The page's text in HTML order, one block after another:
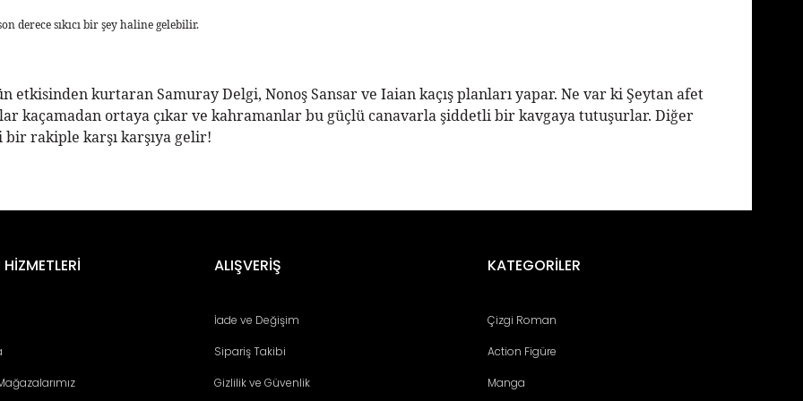
derece sıkıcı bir şey haline gelebilir.
etkisinden kurtaran Samuray Delgi, Nonoş Sansar ve Iaian kaçış planları yapar. Ne var ki Şeytan afet
kaçamadan ortaya çıkar ve kahramanlar bu güçlü canavarla şiddetli bir kavgaya tutuşurlar. Diğer
rakiple karşı karşıya gelir!
Yorum YazALIŞVERİŞ
İade ve Değişim
Sipariş Takibi
Gizlilik ve Güvenlik
KATEGORİLER
Çizgi Roman
Action Figüre
Manga